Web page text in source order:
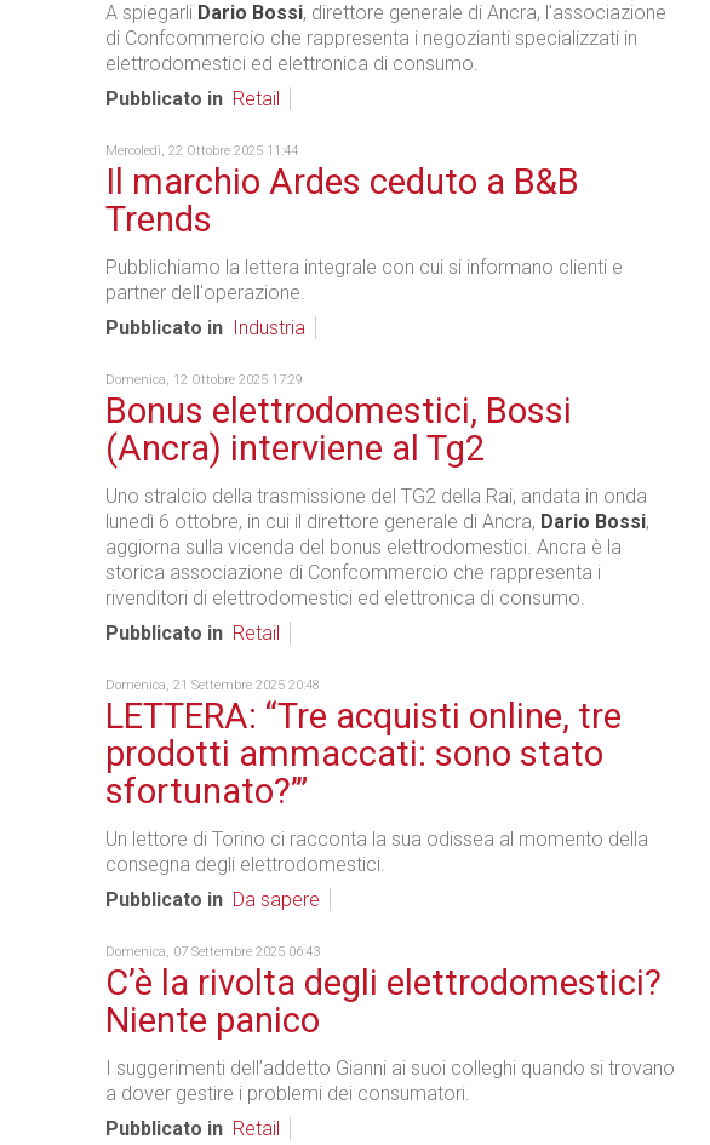
A spiegarli Dario Bossi, direttore generale di Ancra, l'associazione
di Confcommercio che rappresenta i negozianti specializzati in
elettrodomestici ed elettronica di consumo.
Pubblicato in Retail
Mercoledì, 22 Ottobre 2025 11:44
Il marchio Ardes ceduto a B&B
Trends
Pubblichiamo la lettera integrale con cui si informano clienti e
partner dell'operazione.
Pubblicato in
Industria
Domenica, 12 Ottobre 2025 17:29
Bonus elettrodomestici, Bossi
(Ancra) interviene al Tg2
Uno stralcio della trasmissione del TG2 della Rai, andata in onda
lunedì 6 ottobre, in cui il direttore generale di Ancra, Dario Bossi,
aggiorna sulla vicenda del bonus elettrodomestici. Ancra è la
storica associazione di Confcommercio che rappresenta i
rivenditori di elettrodomestici ed elettronica di consumo.
Pubblicato in Retail
Domenica, 21 Settembre 2025 20:48
LETTERA: “Tre acquisti online, tre
prodotti ammaccati: sono stato
sfortunato?’”
Un lettore di Torino ci racconta la sua odissea al momento della
consegna degli elettrodomestici.
Pubblicato in Da sapere
Domenica, 07 Settembre 2025 06:43
C’è la rivolta degli elettrodomestici?
Niente panico
I suggerimenti dell’addetto Gianni ai suoi colleghi quando si trovano
a dover gestire i problemi dei consumatori.
Pubblicato in Retail